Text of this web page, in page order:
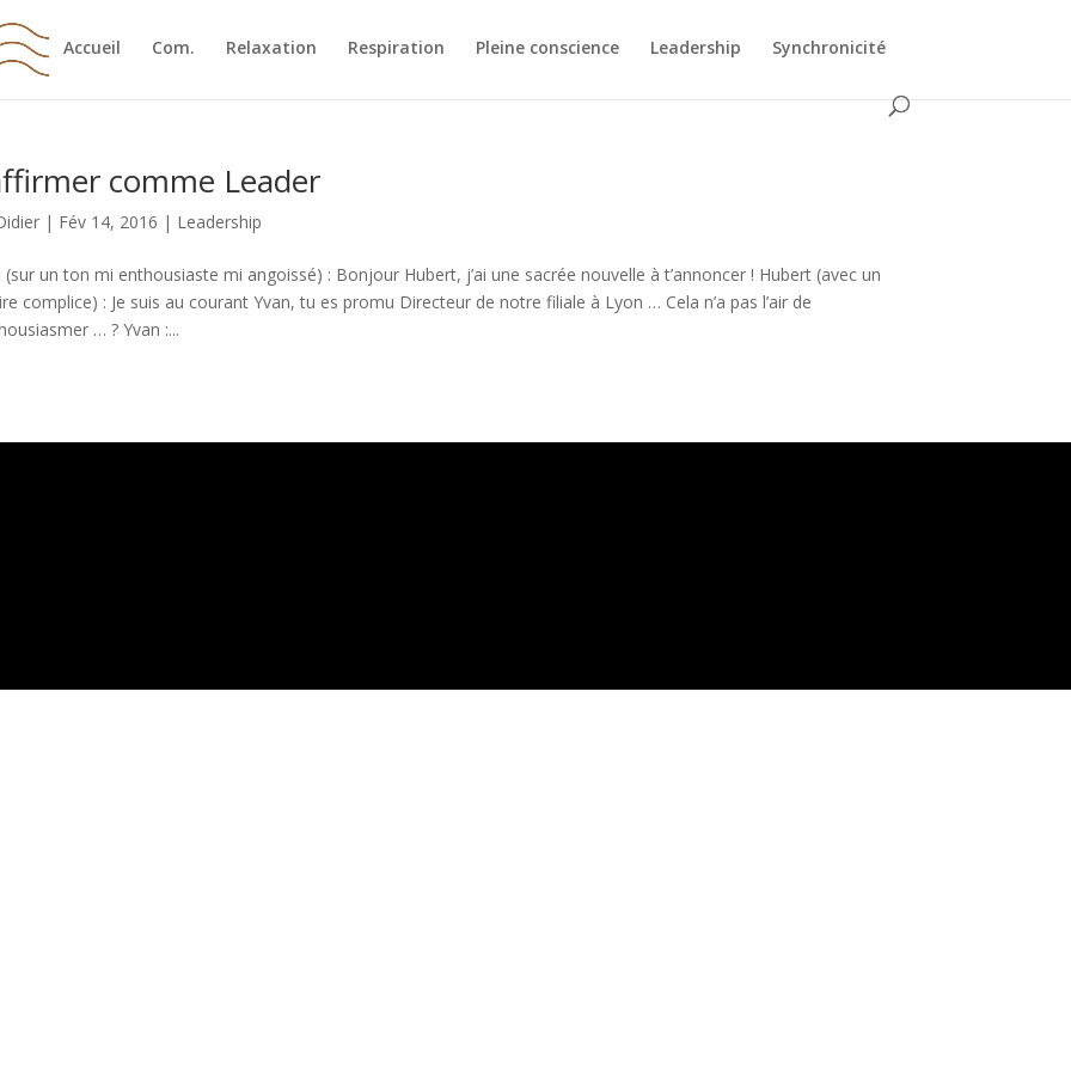
Accueil Com. Relaxation Respiration Pleine conscience Leadership Synchronicité
comme Leader
| Fév 14, 2016 | Leadership
(sur un ton mi enthousiaste mi angoissé) : Bonjour Hubert, j’ai une sacrée nouvelle à t’annoncer ! Hubert (avec un
complice) : Je suis au courant Yvan, tu es promu Directeur de notre filiale à Lyon … Cela n’a pas l’air de
… ? Yvan :...